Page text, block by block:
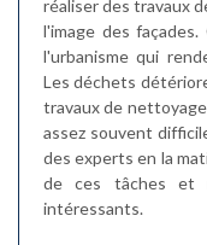
réaliser des travaux
l'image des
l'urbanisme qui
Les déchets
travaux de
assez souvent
des experts en la
de ces tâches et
intéressants.